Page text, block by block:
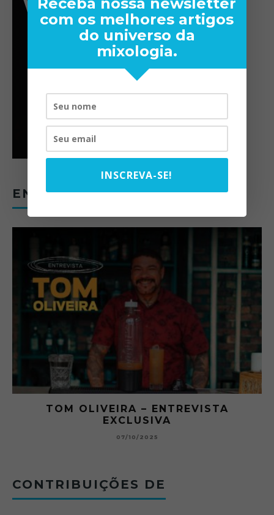
ENTREVISTAS
TOM OLIVEIRA – ENTREVISTA
EXCLUSIVA
07/10/2025
CONTRIBUIÇÕES DE
com os melhores artigos
do universo da
mixologia.
INSCREVA-SE!